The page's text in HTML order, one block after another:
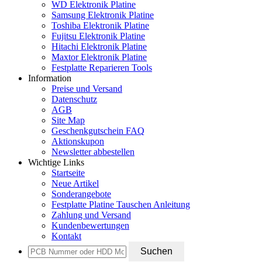
WD Elektronik Platine
Samsung Elektronik Platine
Toshiba Elektronik Platine
Fujitsu Elektronik Platine
Hitachi Elektronik Platine
Maxtor Elektronik Platine
Festplatte Reparieren Tools
Information
Preise und Versand
Datenschutz
AGB
Site Map
Geschenkgutschein FAQ
Aktionskupon
Newsletter abbestellen
Wichtige Links
Startseite
Neue Artikel
Sonderangebote
Festplatte Platine Tauschen Anleitung
Zahlung und Versand
Kundenbewertungen
Kontakt